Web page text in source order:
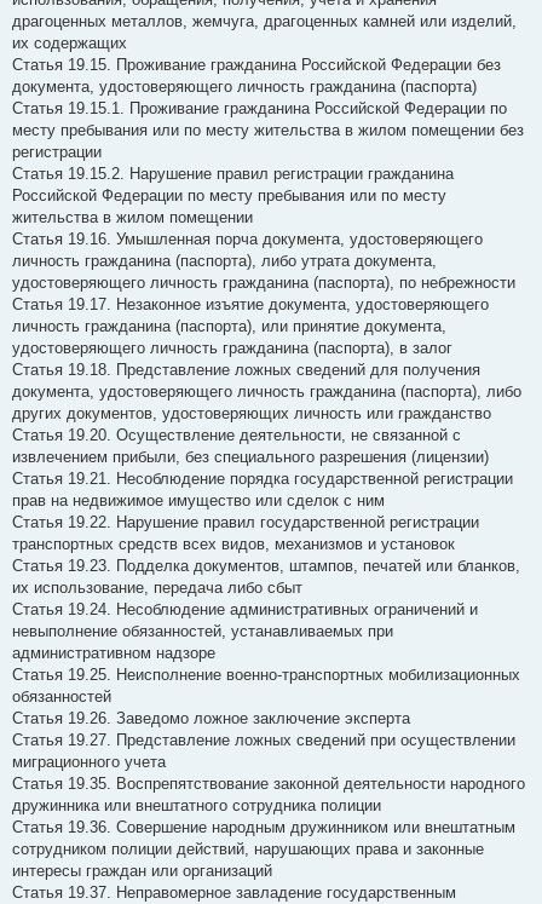
драгоценных металлов, жемчуга, драгоценных камней или изделий,
их содержащих
Статья 19.15. Проживание гражданина Российской Федерации без
документа, удостоверяющего личность гражданина (паспорта)
Статья 19.15.1. Проживание гражданина Российской Федерации по
месту пребывания или по месту жительства в жилом помещении без
регистрации
Статья 19.15.2. Нарушение правил регистрации гражданина
Российской Федерации по месту пребывания или по месту
жительства в жилом помещении
Статья 19.16. Умышленная порча документа, удостоверяющего
личность гражданина (паспорта), либо утрата документа,
удостоверяющего личность гражданина (паспорта), по небрежности
Статья 19.17. Незаконное изъятие документа, удостоверяющего
личность гражданина (паспорта), или принятие документа,
удостоверяющего личность гражданина (паспорта), в залог
Статья 19.18. Представление ложных сведений для получения
документа, удостоверяющего личность гражданина (паспорта), либо
других документов, удостоверяющих личность или гражданство
Статья 19.20. Осуществление деятельности, не связанной с
извлечением прибыли, без специального разрешения (лицензии)
Статья 19.21. Несоблюдение порядка государственной регистрации
прав на недвижимое имущество или сделок с ним
Статья 19.22. Нарушение правил государственной регистрации
транспортных средств всех видов, механизмов и установок
Статья 19.23. Подделка документов, штампов, печатей или бланков,
их использование, передача либо сбыт
Статья 19.24. Несоблюдение административных ограничений и
невыполнение обязанностей, устанавливаемых при
административном надзоре
Статья 19.25. Неисполнение военно-транспортных мобилизационных
обязанностей
Статья 19.26. Заведомо ложное заключение эксперта
Статья 19.27. Представление ложных сведений при осуществлении
миграционного учета
Статья 19.35. Воспрепятствование законной деятельности народного
дружинника или внештатного сотрудника полиции
Статья 19.36. Совершение народным дружинником или внештатным
сотрудником полиции действий, нарушающих права и законные
интересы граждан или организаций
Статья 19.37. Неправомерное завладение государственным